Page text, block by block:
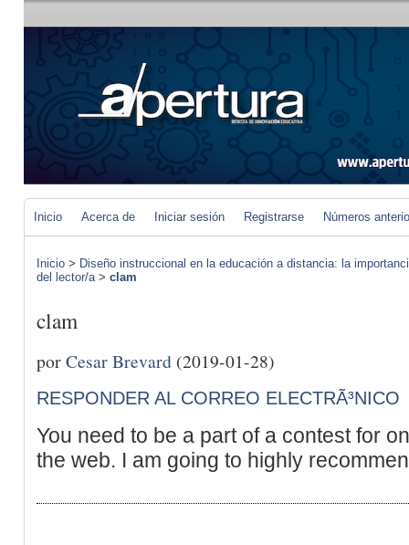
Inicio Acerca de Iniciar sesión Registrarse Números
Inicio > Diseño instruccional en la educación a distancia: la
del lector/a> clam
clam
porCesar Brevard (2019-01-28)
RESPONDER AL CORREO ELECTRÃ³NICO
You need to be a part of a contest for
the web. I am going to highly